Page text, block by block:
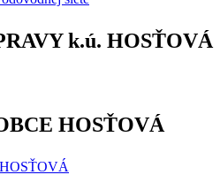
k.ú. HOSŤOVÁ
HOSŤOVÁ